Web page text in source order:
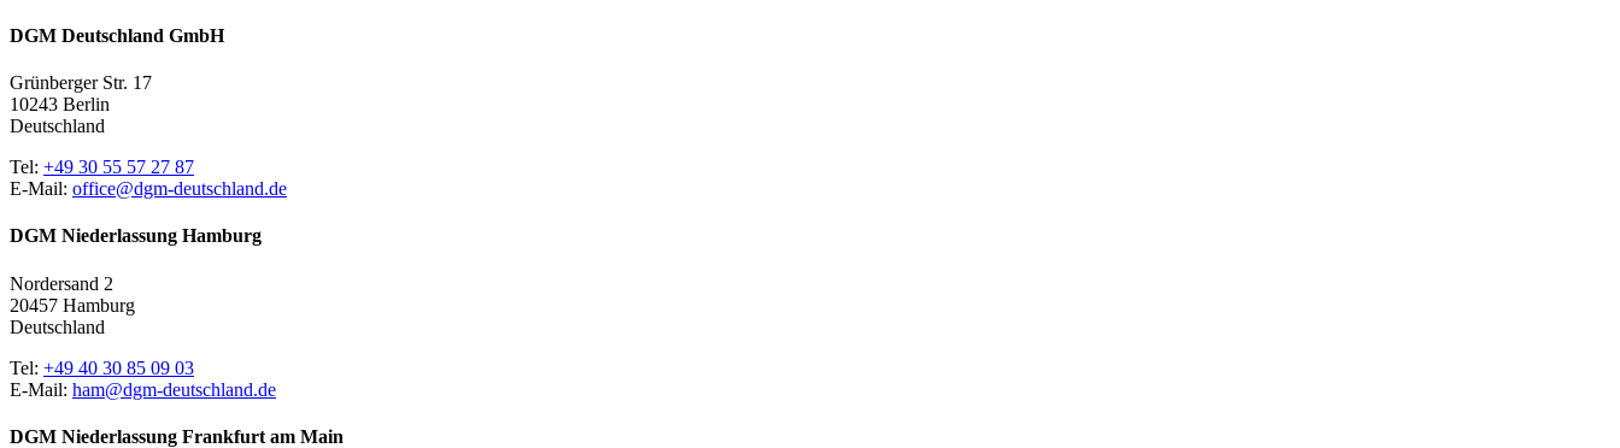
DGM Deutschland GmbH
Grünberger Str. 17
10243 Berlin
Deutschland
Tel: +49 30 55 57 27 87
E-Mail: office@dgm-deutschland.de
DGM Niederlassung Hamburg
Nordersand 2
20457 Hamburg
Deutschland
Tel: +49 40 30 85 09 03
E-Mail: ham@dgm-deutschland.de
DGM Niederlassung Frankfurt am Main